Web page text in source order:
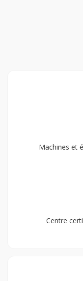
Machines et
Centre